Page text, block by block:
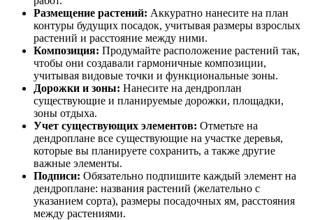
Размещение растений: Аккуратно нанесите на план
контуры будущих посадок, учитывая размеры взрослых
растений и расстояние между ними.
Композиция: Продумайте расположение растений так,
чтобы они создавали гармоничные композиции,
учитывая видовые точки и функциональные зоны.
Дорожки и зоны: Нанесите на дендроплан
существующие и планируемые дорожки, площадки,
зоны отдыха.
Учет существующих элементов: Отметьте на
дендроплане все существующие на участке деревья,
которые вы планируете сохранить, а также другие
важные элементы.
Подписи: Обязательно подпишите каждый элемент на
дендроплане: названия растений (желательно с
указанием сорта), размеры посадочных ям, расстояния
между растениями.